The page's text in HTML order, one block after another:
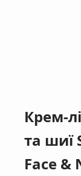
Крем-
та шиї
Face &